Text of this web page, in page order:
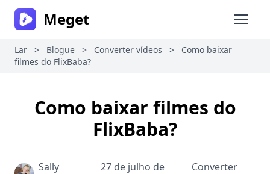
Abrir
Meget
Lar > Blogue > Converter vídeos >
Como baixar
filmes do FlixBaba?
Como baixar filmes do
FlixBaba?
Sally
27 de julho de
Converter